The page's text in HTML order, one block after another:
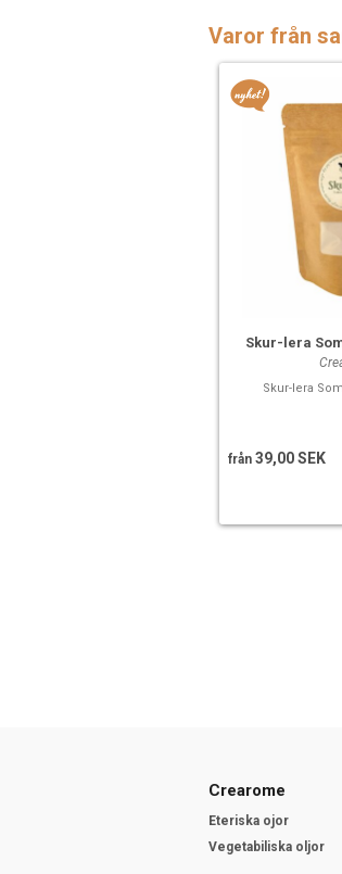
Varor från
Skur-lera
Skur-lera
från 39,00 SEK
Crearome
Eteriska ojor
Vegetabiliska oljor